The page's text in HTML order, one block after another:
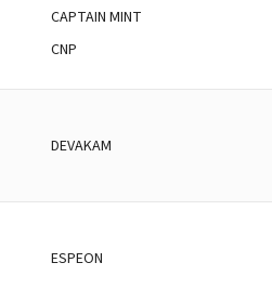
CAPTAIN MINT
CNP
DEVAKAM
ESPEON